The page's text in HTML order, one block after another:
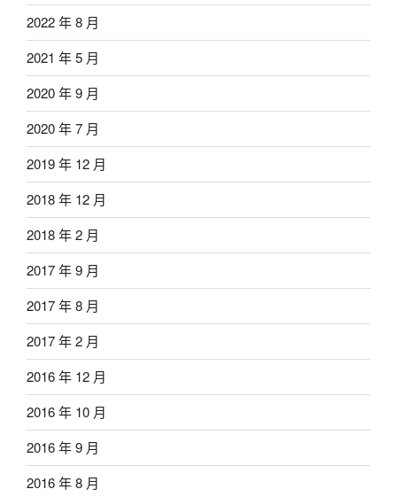
2022 年 8 月
2021 年 5 月
2020 年 9 月
2020 年 7 月
2019 年 12 月
2018 年 12 月
2018 年 2 月
2017 年 9 月
2017 年 8 月
2017 年 2 月
2016 年 12 月
2016 年 10 月
2016 年 9 月
2016 年 8 月